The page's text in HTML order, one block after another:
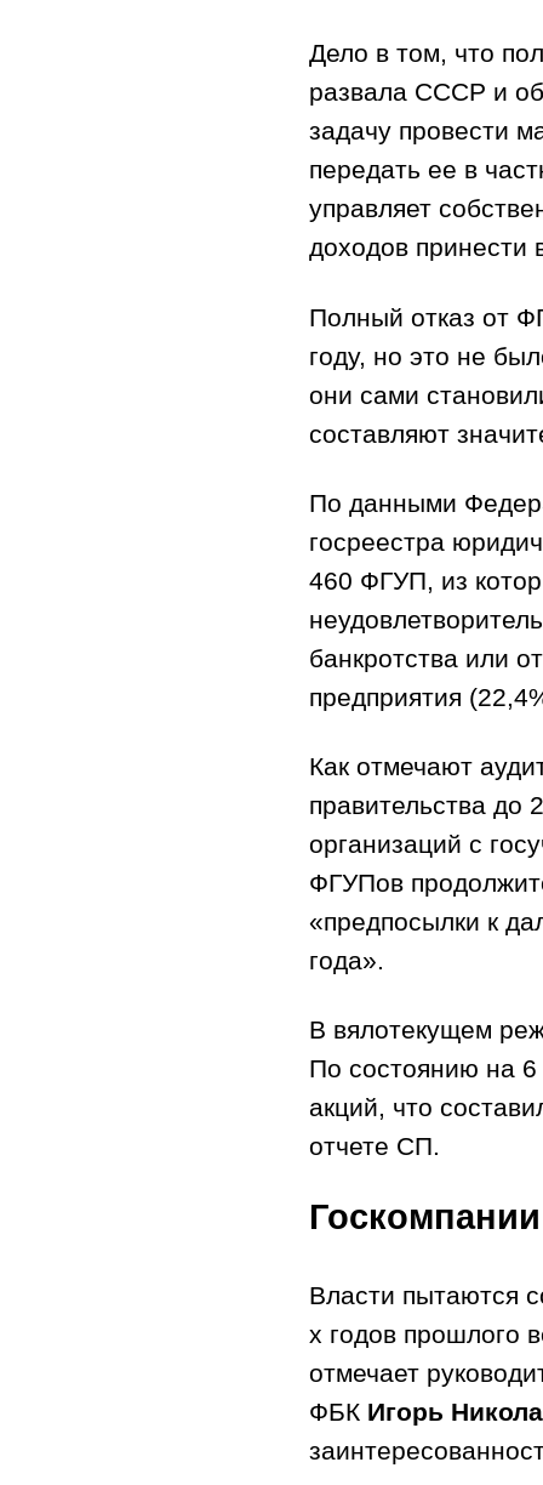
Дело в том, что
развала СССР и
задачу провести
передать ее в
управляет
доходов принести
Полный отказ от
году, но это не
они сами
составляют
По данными
госреестра
460 ФГУП, из
банкротства или
предприятия
Как отмечают
правительства до
организаций с
ФГУПов
«предпосылки к
года».
В вялотекущем
По состоянию на 6
акций, что
отчете СП.
Власти пытаются
х годов прошлого
отмечает
ФБК Игорь